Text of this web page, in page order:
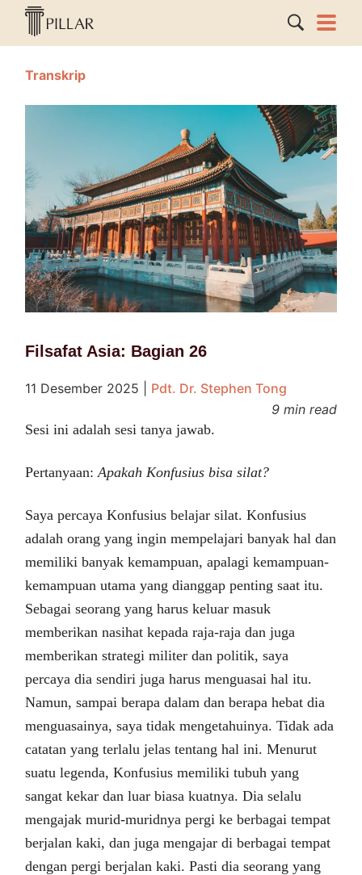
Transkrip
Filsafat Asia: Bagian 26
11 Desember 2025
Pdt. Dr. Stephen Tong
9 min read
Sesi ini adalah sesi tanya jawab.
Pertanyaan:Apakah Konfusius bisa silat?
Saya percaya Konfusius belajar silat. Konfusius
adalah orang yang ingin mempelajari banyak hal dan
memiliki banyak kemampuan, apalagi kemampuan-
kemampuan utama yang dianggap penting saat itu.
Sebagai seorang yang harus keluar masuk
memberikan nasihat kepada raja-raja dan juga
memberikan strategi militer dan politik, saya
percaya dia sendiri juga harus menguasai hal itu.
Namun, sampai berapa dalam dan berapa hebat dia
menguasainya, saya tidak mengetahuinya. Tidak ada
catatan yang terlalu jelas tentang hal ini. Menurut
suatu legenda, Konfusius memiliki tubuh yang
sangat kekar dan luar biasa kuatnya. Dia selalu
mengajak murid-muridnya pergi ke berbagai tempat
berjalan kaki, dan juga mengajar di berbagai tempat
dengan pergi berjalan kaki. Pasti dia seorang yang